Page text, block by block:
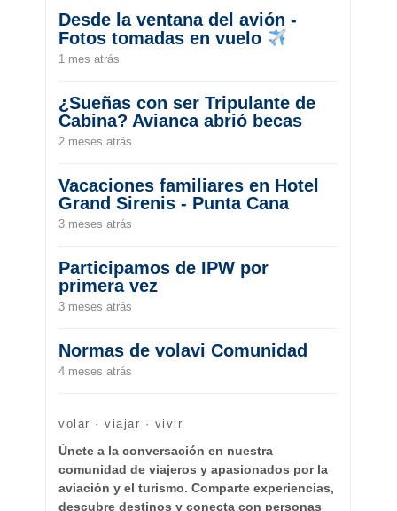
Desde la ventana del avión -
Fotos tomadas en vuelo
1 mes atrás
¿Sueñas con ser Tripulante de
Cabina? Avianca abrió becas
2 meses atrás
Vacaciones familiares en Hotel
Grand Sirenis - Punta Cana
3 meses atrás
Participamos de IPW por
primera vez
3 meses atrás
Normas de volavi Comunidad
4 meses atrás
volar · viajar · vivir
Únete a la conversación en nuestra
comunidad de viajeros y apasionados por la
aviación y el turismo. Comparte experiencias,
descubre destinos y conecta con personas